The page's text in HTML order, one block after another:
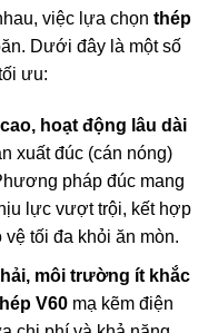
việc lựa chọn thép
Dưới đây là một số
ưu:
hoạt động lâu dài
xuất đúc (cán nóng)
pháp đúc mang
lực vượt trội, kết hợp
tối đa khỏi ăn mòn.
môi trường ít khắc
V60mạ kẽm điện